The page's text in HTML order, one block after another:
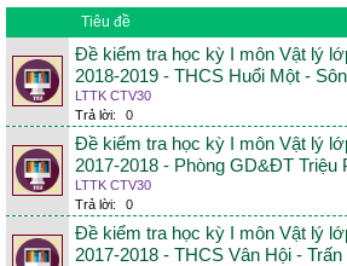
Tiêu đề
Đề kiểm tra học kỳ I môn Vật lý
2018-2019 - THCS Huổi Một -
LTTK CTV30
Trả lời:
0
Đề kiểm tra học kỳ I môn Vật lý
2017-2018 - Phòng GD&ĐT Triệu
LTTK CTV30
Trả lời:
0
Đề kiểm tra học kỳ I môn Vật lý
2017-2018 - THCS Vân Hội -